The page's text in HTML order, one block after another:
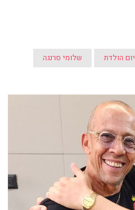
יום הולדת שלומי סרנגה